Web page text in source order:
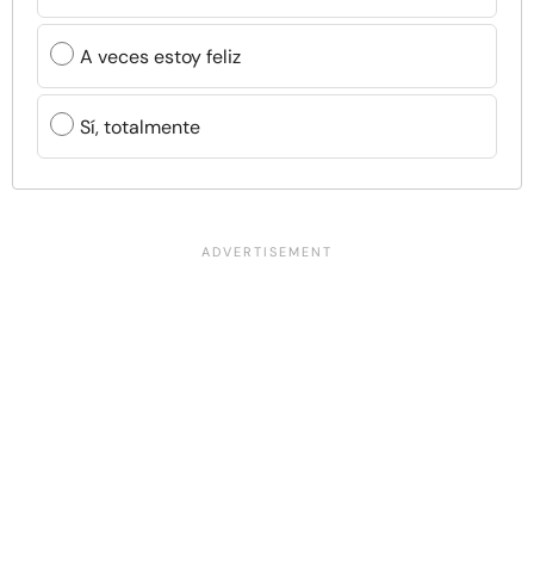
A veces estoy feliz
Sí, totalmente